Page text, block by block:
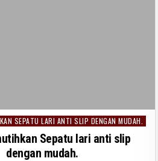
SEPATU LARI ANTI SLIP DENGAN MUDAH.
Sepatu lari anti slip
dengan mudah.